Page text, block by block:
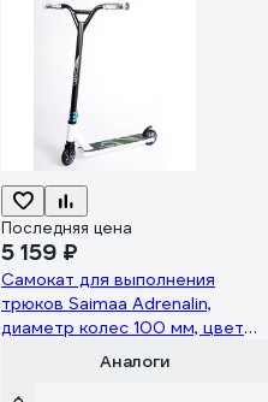
Последняя цена
5 159 ₽
Самокат для выполнения
трюков Saimaa Adrenalin,
диаметр колес 100 мм, цвет
белый M-7G2-1Аналоги